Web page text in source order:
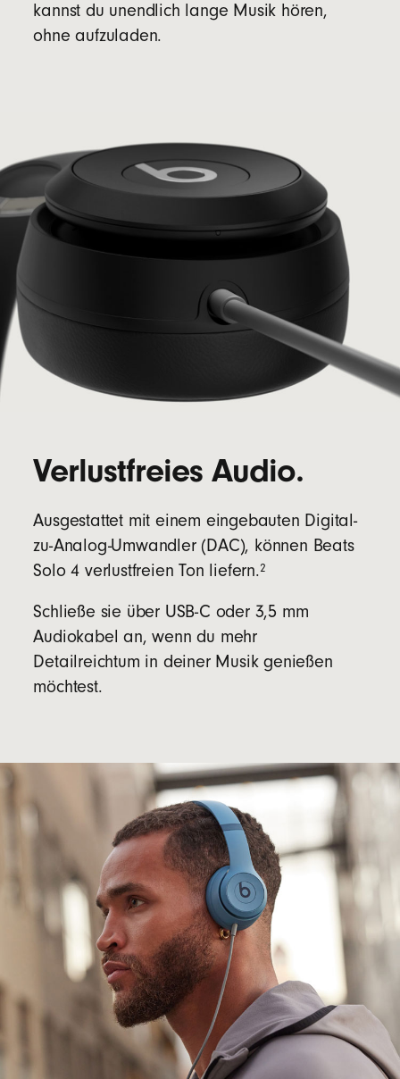
kannst du unendlich lange Musik hören,
ohne aufzuladen.
Verlustfreies Audio.
Ausgestattet mit einem eingebauten Digital-
zu-Analog-Umwandler (DAC), können Beats
Solo 4 verlustfreien Ton liefern.2
Schließe sie über USB-C oder 3,5 mm
Audiokabel an, wenn du mehr
Detailreichtum in deiner Musik genießen
möchtest.